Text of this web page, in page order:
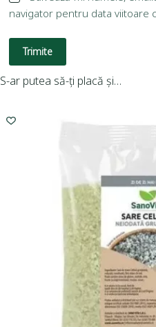
navigator pentru data viitoare
Trimite
S-ar putea să-ți placă și…